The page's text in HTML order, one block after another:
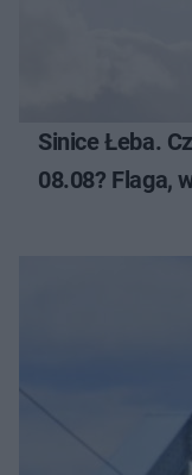
Sinice Łeba.
08.08? Flaga,